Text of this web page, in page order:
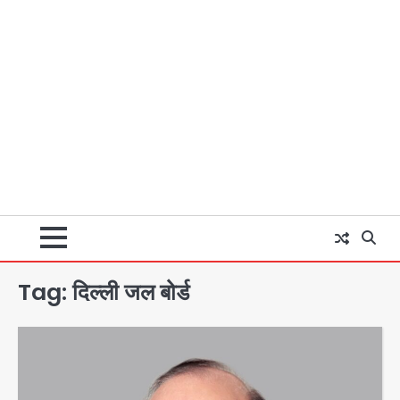
Tag:दिल्ली जल बोर्ड